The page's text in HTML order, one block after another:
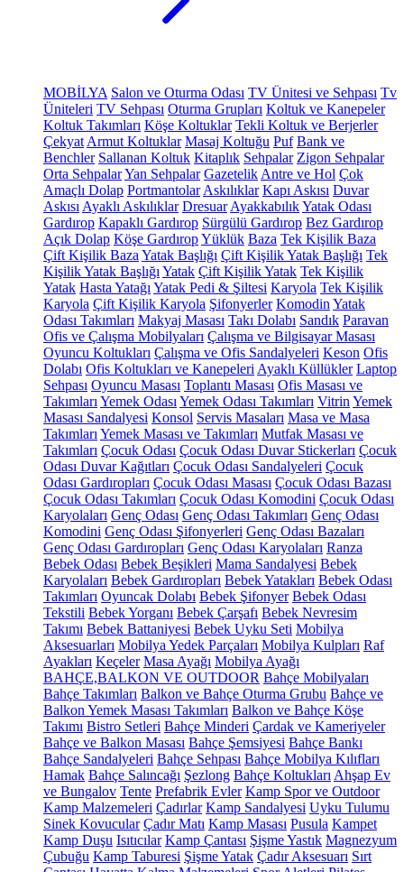
MOBİLYA Salon ve Oturma Odası TV Ünitesi ve Sehpası Tv
Üniteleri TV Sehpası Oturma Grupları Koltuk ve Kanepeler
Koltuk Takımları Köşe Koltuklar Tekli Koltuk ve Berjerler
Çekyat Armut Koltuklar Masaj Koltuğu Puf Bank ve
Benchler Sallanan Koltuk Kitaplık Sehpalar Zigon Sehpalar
Orta SehpalarYan Sehpalar Gazetelik Antre ve Hol Çok
Amaçlı Dolap Portmantolar Askılıklar Kapı Askısı Duvar
Askısı Ayaklı Askılıklar Dresuar AyakkabılıkYatak Odası
Gardırop Kapaklı Gardırop Sürgülü Gardırop Bez Gardırop
Açık Dolap Köşe GardıropYüklük Baza Tek Kişilik Baza
Çift Kişilik Baza Yatak Başlığı Çift Kişilik Yatak Başlığı Tek
Kişilik Yatak Başlığı Yatak Çift Kişilik Yatak Tek Kişilik
Yatak Hasta Yatağı Yatak Pedi & Şiltesi Karyola Tek Kişilik
Karyola Çift Kişilik Karyola Şifonyerler Komodin Yatak
Odası Takımları Makyaj Masası Takı Dolabı Sandık Paravan
Ofis ve Çalışma Mobilyaları Çalışma ve Bilgisayar Masası
Oyuncu Koltukları Çalışma ve Ofis Sandalyeleri Keson Ofis
Dolabı Ofis Koltukları ve Kanepeleri Ayaklı Küllükler Laptop
Sehpası Oyuncu Masası Toplantı Masası Ofis Masası ve
Takımları Yemek Odası Yemek Odası Takımları Vitrin Yemek
Masası Sandalyesi Konsol Servis Masaları Masa ve Masa
Takımları Yemek Masası ve Takımları Mutfak Masası ve
Takımları Çocuk Odası Çocuk Odası Duvar Stickerları Çocuk
Odası Duvar Kağıtları Çocuk Odası Sandalyeleri Çocuk
Odası Gardıropları Çocuk Odası Masası Çocuk Odası Bazası
Çocuk Odası Takımları Çocuk Odası Komodini Çocuk Odası
Karyolaları Genç Odası Genç Odası Takımları Genç Odası
Komodini Genç Odası Şifonyerleri Genç Odası Bazaları
Genç Odası Gardıropları Genç Odası Karyolaları Ranza
Bebek Odası Bebek Beşikleri Mama Sandalyesi Bebek
Karyolaları Bebek Gardıropları Bebek Yatakları Bebek Odası
Takımları Oyuncak Dolabı Bebek Şifonyer Bebek Odası
Tekstili Bebek Yorganı Bebek Çarşafı Bebek Nevresim
Takımı Bebek Battaniyesi Bebek Uyku Seti Mobilya
Aksesuarları Mobilya Yedek Parçaları Mobilya Kulpları Raf
Ayakları Keçeler Masa Ayağı Mobilya Ayağı
BAHÇE,BALKON VE OUTDOOR Bahçe Mobilyaları
Bahçe Takımları Balkon ve Bahçe Oturma Grubu Bahçe ve
Balkon Yemek Masası Takımları Balkon ve Bahçe Köşe
Takımı Bistro Setleri Bahçe Minderi Çardak ve Kameriyeler
Bahçe ve Balkon Masası Bahçe Şemsiyesi Bahçe Bankı
Bahçe Sandalyeleri Bahçe Sehpası Bahçe Mobilya Kılıfları
Hamak Bahçe Salıncağı Şezlong Bahçe Koltukları Ahşap Ev
ve Bungalov Tente Prefabrik Evler Kamp Spor ve Outdoor
Kamp Malzemeleri Çadırlar Kamp Sandalyesi Uyku Tulumu
Sinek Kovucular Çadır Matı Kamp Masası Pusula Kampet
Kamp Duşu Isıtıcılar Kamp Çantası Şişme Yastık Magnezyum
Çubuğu Kamp Taburesi Şişme Yatak Çadır Aksesuarı Sırt